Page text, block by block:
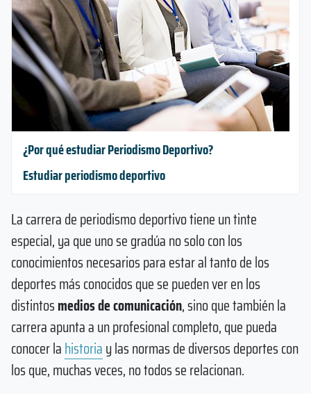
¿Por qué estudiar Periodismo Deportivo?
Estudiar periodismo deportivo
La carrera de periodismo deportivo tiene un tinte
especial, ya que uno se gradúa no solo con los
conocimientos necesarios para estar al tanto de los
deportes más conocidos que se pueden ver en los
distintosmedios de comunicación, sino que también la
carrera apunta a un profesional completo, que pueda
conocer lahistoriay las normas de diversos deportes con
los que, muchas veces, no todos se relacionan.